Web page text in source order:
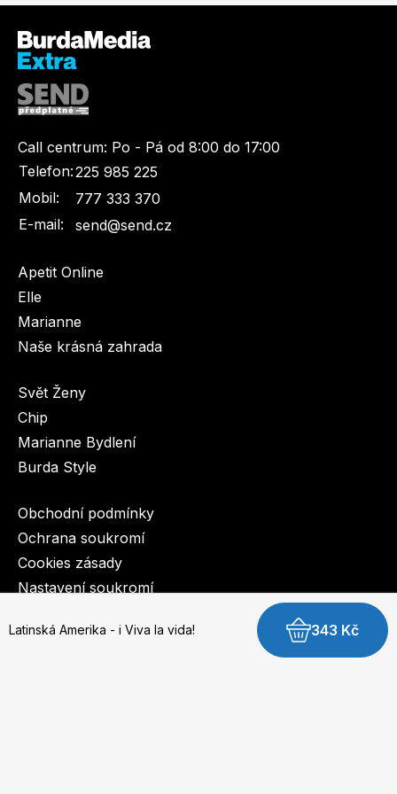
Latinská Amerika - i Viva la vida! 343 Kč
Call centrum: Po - Pá od 8:00 do 17:00
Telefon:225 985 225
Mobil:
777 333 370
E-mail:
send@send.cz
Apetit Online
Elle
Marianne
Naše krásná zahrada
Svět Ženy
Chip
Marianne Bydlení
Burda Style
Obchodní podmínky
Ochrana soukromí
Cookies zásady
Nastavení soukromí
© 2003-2026 BurdaMedia Extra s.r.o.